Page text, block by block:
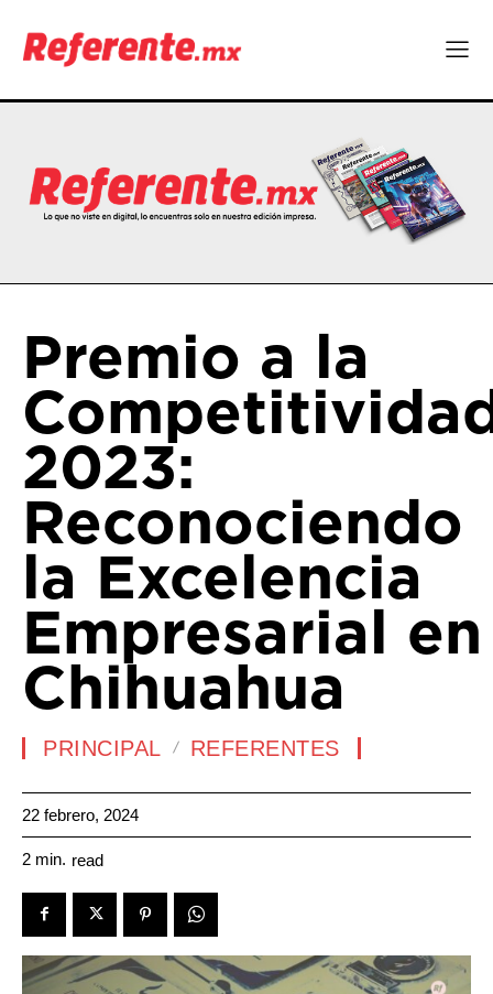
Premio a la
2023:
Reconociendo
la Excelencia
Empresarial en
Chihuahua
PRINCIPAL REFERENTES
22 febrero, 2024
2 min. read